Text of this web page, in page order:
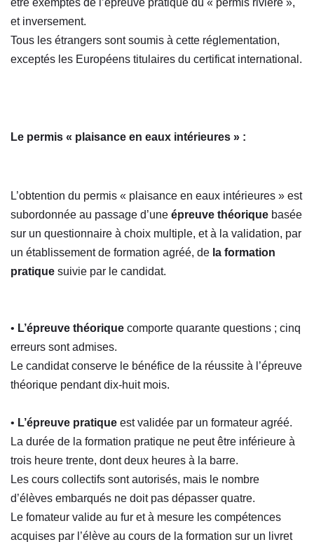
être exemptés de l’épreuve pratique du « permis rivière »,
et inversement.
Tous les étrangers sont soumis à cette réglementation,
exceptés les Européens titulaires du certificat international.
Le permis « plaisance en eaux intérieures » :
L’obtention du permis « plaisance en eaux intérieures » est
subordonnée au passage d’une épreuve théorique basée
sur un questionnaire à choix multiple, et à la validation, par
un établissement de formation agréé, de la formation
pratique suivie par le candidat.
• L’épreuve théorique comporte quarante questions ; cinq
erreurs sont admises.
Le candidat conserve le bénéfice de la réussite à l’épreuve
théorique pendant dix-huit mois.
• L’épreuve pratique est validée par un formateur agréé.
La durée de la formation pratique ne peut être inférieure à
trois heure trente, dont deux heures à la barre.
Les cours collectifs sont autorisés, mais le nombre
d’élèves embarqués ne doit pas dépasser quatre.
Le fomateur valide au fur et à mesure les compétences
acquises par l’élève au cours de la formation sur un livret